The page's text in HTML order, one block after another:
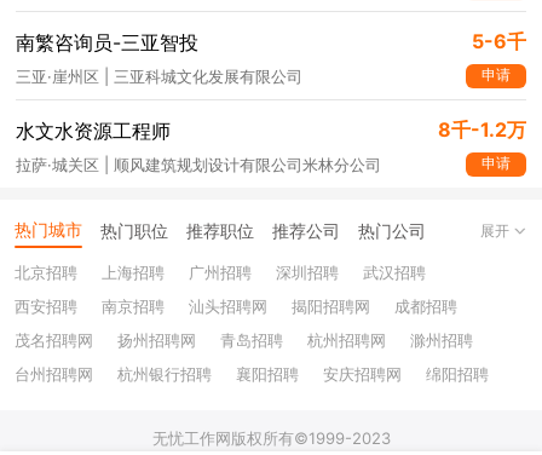
南繁咨询员-三亚智投 5-6千
三亚·崖州区 | 三亚科城文化发展有限公司 申请
水文水资源工程师 8千-1.2万
拉萨·城关区 | 顺风建筑规划设计有限公司米林分公司 申请
热门城市 热门职位 推荐职位 推荐公司 热门公司
北京招聘 上海招聘 广州招聘 深圳招聘
武汉招聘
西安招聘
南京招聘 汕头招聘网 揭阳招聘网
成都招聘
茂名招聘网
扬州招聘网 青岛招聘 杭州招聘网
滁州招聘
台州招聘网
杭州银行招聘 襄阳招聘 安庆招聘网
绵阳招聘
上饶招聘网
展开
无忧工作网版权所有©1999-2023